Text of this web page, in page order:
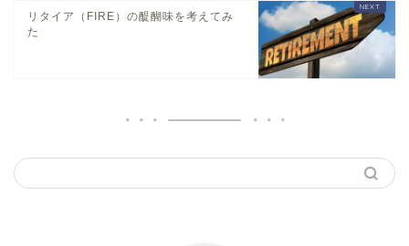
リタイア（FIRE）の醍醐味を考えてみ
た